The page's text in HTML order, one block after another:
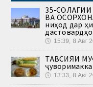
35-
ВА
ниҳод дар
🕔 15:39, 8.Авг
ТАВСИЯИ
🕔 13:33, 8.Авг